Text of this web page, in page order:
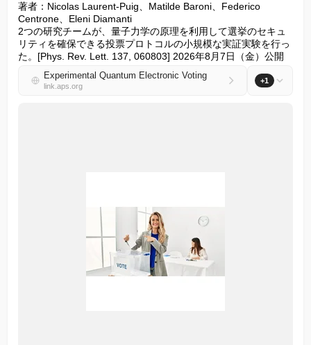
著者：Nicolas Laurent-Puig、Matilde Baroni、Federico
Centrone、Eleni Diamanti
2つの研究チームが、量子力学の原理を利用して選挙のセキュ
リティを確保できる投票プロトコルの小規模な実証実験を行っ
た。[Phys. Rev. Lett. 137, 060803] 2026年8月7日（金）公開
Experimental Quantum Electronic Voting
link.aps.org
+1